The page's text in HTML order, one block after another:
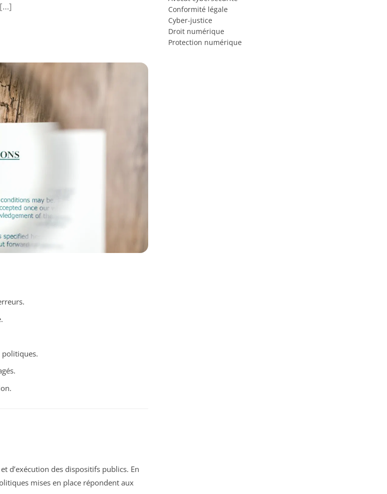
d’exécution des dispositifs publics. En
mises en place répondent aux
Conformité légale
Cyber-justice
Droit numérique
Protection numérique